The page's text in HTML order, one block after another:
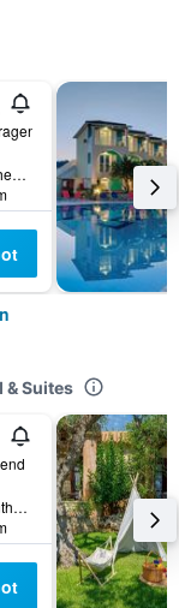
Tsilivi, Zakynthos, Griechenland
& Suites
48 Drosia Kipseli, Zakynthos, Griechenland